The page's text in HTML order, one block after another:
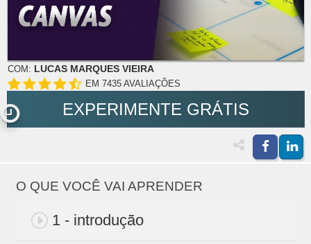
COM: LUCAS MARQUES VIEIRA
EM 7435 AVALIAÇÕES
EXPERIMENTE GRÁTIS
O QUE VOCÊ VAI APRENDER
1 - introdução